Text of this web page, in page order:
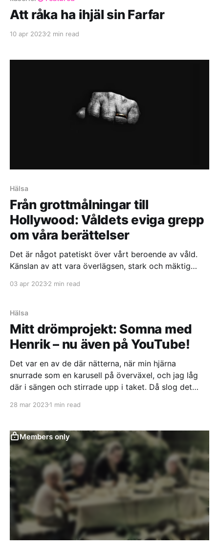
Att råka ha ihjäl sin Farfar
10 apr 20232 min read
Hälsa
Från grottmålningar till
Hollywood: Våldets eviga grepp
om våra berättelser
Det är något patetiskt över vårt beroende av våld.
Känslan av att vara överlägsen, stark och mäktig
om vi i vår moderna tid förstår att våld aldrig är
central roll i våra gemensamma berättelser.
03 apr 20232 min read
Hälsa
Mitt drömprojekt: Somna med
Henrik – nu även på YouTube!
Det var en av de där nätterna, när min hjärna
snurrade som en karusell på överväxel, och jag låg
där i sängen och stirrade upp i taket. Då slog det
ny dimension? En visuell!
28 mar 20231 min read
Members only